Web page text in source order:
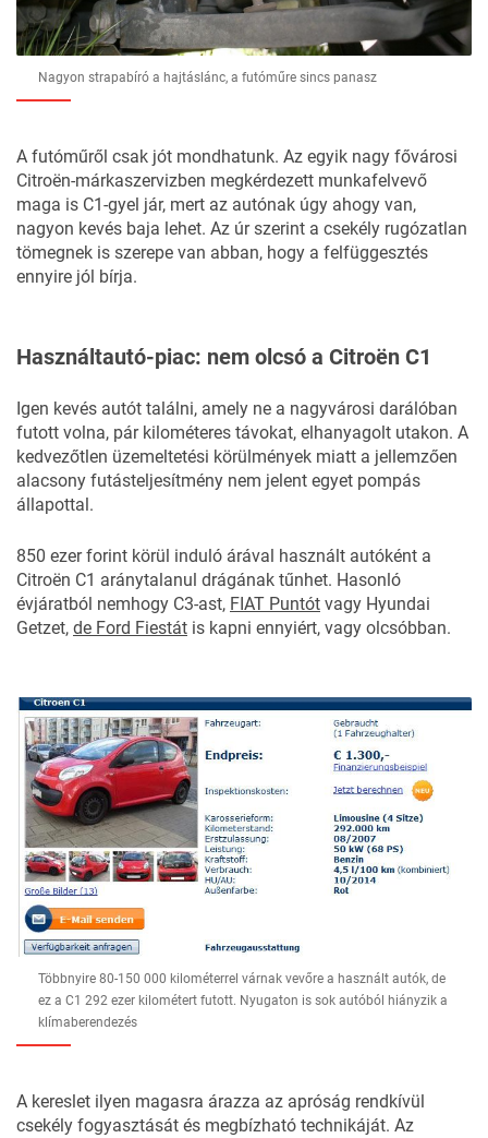
Nagyon strapabíró a hajtáslánc, a futóműre sincs panasz
A futóműről csak jót mondhatunk. Az egyik nagy fővárosi
Citroën-márkaszervizben megkérdezett munkafelvevő
maga is C1-gyel jár, mert az autónak úgy ahogy van,
nagyon kevés baja lehet. Az úr szerint a csekély rugózatlan
tömegnek is szerepe van abban, hogy a felfüggesztés
ennyire jól bírja.
Használtautó-piac: nem olcsó a Citroën C1
Igen kevés autót találni, amely ne a nagyvárosi darálóban
futott volna, pár kilométeres távokat, elhanyagolt utakon. A
kedvezőtlen üzemeltetési körülmények miatt a jellemzően
alacsony futásteljesítmény nem jelent egyet pompás
állapottal.
850 ezer forint körül induló árával használt autóként a
Citroën C1 aránytalanul drágának tűnhet. Hasonló
évjáratból nemhogy C3-ast, FIAT Puntót vagy Hyundai
Getzet, de Ford Fiestát is kapni ennyiért, vagy olcsóbban.
Többnyire 80-150 000 kilométerrel várnak vevőre a használt autók, de
ez a C1 292 ezer kilométert futott. Nyugaton is sok autóból hiányzik a
klímaberendezés
A kereslet ilyen magasra árazza az apróság rendkívül
csekély fogyasztását és megbízható technikáját. Az